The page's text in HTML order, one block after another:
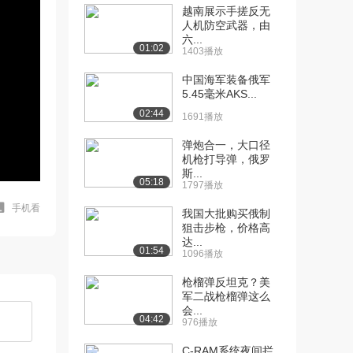
手机看
01:02
越南展示手搓反无
人机防空武器，由
六...
1403播放
02:44
中国海军装备俄军
5.45毫米AKS...
1691播放
05:18
弹炮合一，大口径
机枪打导弹，俄罗
斯...
1797播放
01:54
我国大批购买俄制
狙击步枪，价格高
达...
1096播放
04:42
枪榴弹反坦克？美
军二战枪榴弹这么
会...
976播放